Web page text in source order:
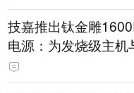
技嘉推出钛金雕
电源：为发烧级主机
打造旗舰供电方案